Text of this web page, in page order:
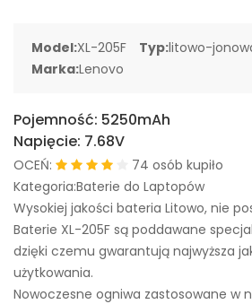
Model:XL-205F Typ:litowo-
Marka:Lenovo
Pojemność: 5250mAh
Napięcie: 7.68V
OCEŃ:
74 osób kupiło
Kategoria:Baterie do Laptopów
Wysokiej jakości bateria Litowo, nie
Baterie XL-205F są poddawane
dzięki czemu gwarantują najwyższa
użytkowania.
Nowoczesne ogniwa zastosowane w